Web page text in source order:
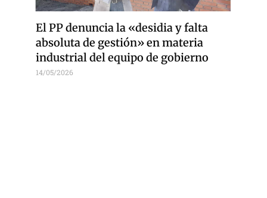
El PP denuncia la «desidia y falta
absoluta de gestión» en materia
industrial del equipo de gobierno
14/05/2026